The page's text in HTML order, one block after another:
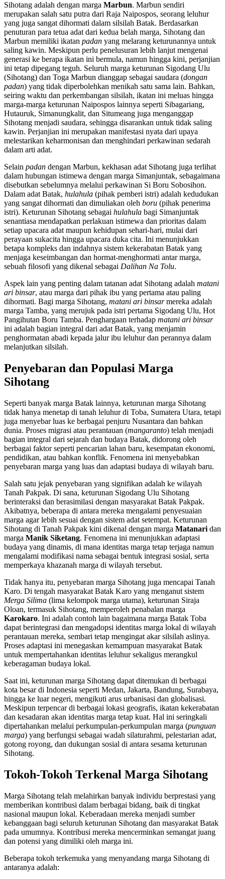
Sihotang adalah dengan marga Marbun. Marbun sendiri
merupakan salah satu putra dari Raja Naipospos, seorang leluhur
yang juga sangat dihormati dalam silsilah Batak. Berdasarkan
penuturan para tetua adat dari kedua belah marga, Sihotang dan
Marbun memiliki ikatan padan yang melarang keturunannya untuk
saling kawin. Meskipun perlu penelusuran lebih lanjut mengenai
generasi ke berapa ikatan ini bermula, namun hingga kini, perjanjian
ini tetap dipegang teguh. Seluruh marga keturunan Sigodang Ulu
(Sihotang) dan Toga Marbun dianggap sebagai saudara (dongan
padan) yang tidak diperbolehkan menikah satu sama lain. Bahkan,
seiring waktu dan perkembangan silsilah, ikatan ini meluas hingga
marga-marga keturunan Naipospos lainnya seperti Sibagariang,
Hutauruk, Simanungkalit, dan Situmeang juga menganggap
Sihotang menjadi saudara, sehingga disarankan untuk tidak saling
kawin. Perjanjian ini merupakan manifestasi nyata dari upaya
melestarikan keharmonisan dan menghindari perkawinan sedarah
dalam arti adat.
Selain padan dengan Marbun, kekhasan adat Sihotang juga terlihat
dalam hubungan istimewa dengan marga Simanjuntak, sebagaimana
disebutkan sebelumnya melalui perkawinan Si Boru Sobosihon.
Dalam adat Batak, hulahula (pihak pemberi istri) adalah kedudukan
yang sangat dihormati dan dimuliakan oleh boru (pihak penerima
istri). Keturunan Sihotang sebagai hulahula bagi Simanjuntak
senantiasa mendapatkan perlakuan istimewa dan prioritas dalam
setiap upacara adat maupun kehidupan sehari-hari, mulai dari
perayaan sukacita hingga upacara duka cita. Ini menunjukkan
betapa kompleks dan indahnya sistem kekerabatan Batak yang
menjaga keseimbangan dan hormat-menghormati antar marga,
sebuah filosofi yang dikenal sebagai Dalihan Na Tolu.
Aspek lain yang penting dalam tatanan adat Sihotang adalah matani
ari binsar, atau marga dari pihak ibu yang pertama atau paling
dihormati. Bagi marga Sihotang, matani ari binsarmereka adalah
marga Tamba, yang merujuk pada istri pertama Sigodang Ulu, Hot
Pangihutan Boru Tamba. Penghargaan terhadap matani ari binsar
ini adalah bagian integral dari adat Batak, yang menjamin
penghormatan abadi kepada jalur ibu leluhur dan perannya dalam
melanjutkan silsilah.
Penyebaran dan Populasi Marga
Sihotang
Seperti banyak marga Batak lainnya, keturunan marga Sihotang
tidak hanya menetap di tanah leluhur di Toba, Sumatera Utara, tetapi
juga menyebar luas ke berbagai penjuru Nusantara dan bahkan
dunia. Proses migrasi atau perantauan (mangaranto) telah menjadi
bagian integral dari sejarah dan budaya Batak, didorong oleh
berbagai faktor seperti pencarian lahan baru, kesempatan ekonomi,
pendidikan, atau bahkan konflik. Fenomena ini menyebabkan
penyebaran marga yang luas dan adaptasi budaya di wilayah baru.
Salah satu jejak penyebaran yang signifikan adalah ke wilayah
Tanah Pakpak. Di sana, keturunan Sigodang Ulu Sihotang
berinteraksi dan berasimilasi dengan masyarakat Batak Pakpak.
Akibatnya, beberapa di antara mereka mengalami penyesuaian
marga agar lebih sesuai dengan sistem adat setempat. Keturunan
Sihotang di Tanah Pakpak kini dikenal dengan marga Matanari dan
marga Manik Siketang. Fenomena ini menunjukkan adaptasi
budaya yang dinamis, di mana identitas marga tetap terjaga namun
mengalami modifikasi nama sebagai bentuk integrasi sosial, serta
memperkaya khazanah marga di wilayah tersebut.
Tidak hanya itu, penyebaran marga Sihotang juga mencapai Tanah
Karo. Di tengah masyarakat Batak Karo yang menganut sistem
Merga Silima (lima kelompok marga utama), keturunan Siraja
Oloan, termasuk Sihotang, memperoleh penabalan marga
Karokaro. Ini adalah contoh lain bagaimana marga Batak Toba
dapat berintegrasi dan mengadopsi identitas marga lokal di wilayah
perantauan mereka, sembari tetap mengingat akar silsilah aslinya.
Proses adaptasi ini menegaskan kemampuan masyarakat Batak
untuk mempertahankan identitas leluhur sekaligus merangkul
keberagaman budaya lokal.
Saat ini, keturunan marga Sihotang dapat ditemukan di berbagai
kota besar di Indonesia seperti Medan, Jakarta, Bandung, Surabaya,
hingga ke luar negeri, mengikuti arus urbanisasi dan globalisasi.
Meskipun terpencar di berbagai lokasi geografis, ikatan kekerabatan
dan kesadaran akan identitas marga tetap kuat. Hal ini seringkali
dipertahankan melalui perkumpulan-perkumpulan marga (punguan
marga) yang berfungsi sebagai wadah silaturahmi, pelestarian adat,
gotong royong, dan dukungan sosial di antara sesama keturunan
Sihotang.
Tokoh-Tokoh Terkenal Marga Sihotang
Marga Sihotang telah melahirkan banyak individu berprestasi yang
memberikan kontribusi dalam berbagai bidang, baik di tingkat
nasional maupun lokal. Keberadaan mereka menjadi sumber
kebanggaan bagi seluruh keturunan Sihotang dan masyarakat Batak
pada umumnya. Kontribusi mereka mencerminkan semangat juang
dan potensi yang dimiliki oleh marga ini.
Beberapa tokoh terkemuka yang menyandang marga Sihotang di
antaranya adalah: